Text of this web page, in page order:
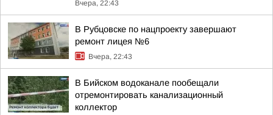
Вчера, 22:43
В Рубцовске по нацпроекту завершают
ремонт лицея №6
Вчера, 22:43
В Бийском водоканале пообещали
отремонтировать канализационный
коллектор